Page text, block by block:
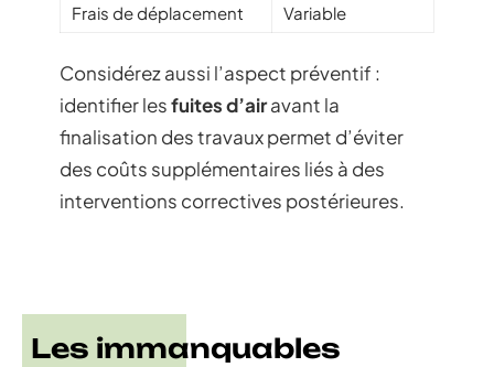
Frais de déplacement
Variable
Considérez aussi l’aspect préventif :
identifier lesfuites d’airavant la
finalisation des travaux permet d’éviter
des coûts supplémentaires liés à des
interventions correctives postérieures.
Les immanquables